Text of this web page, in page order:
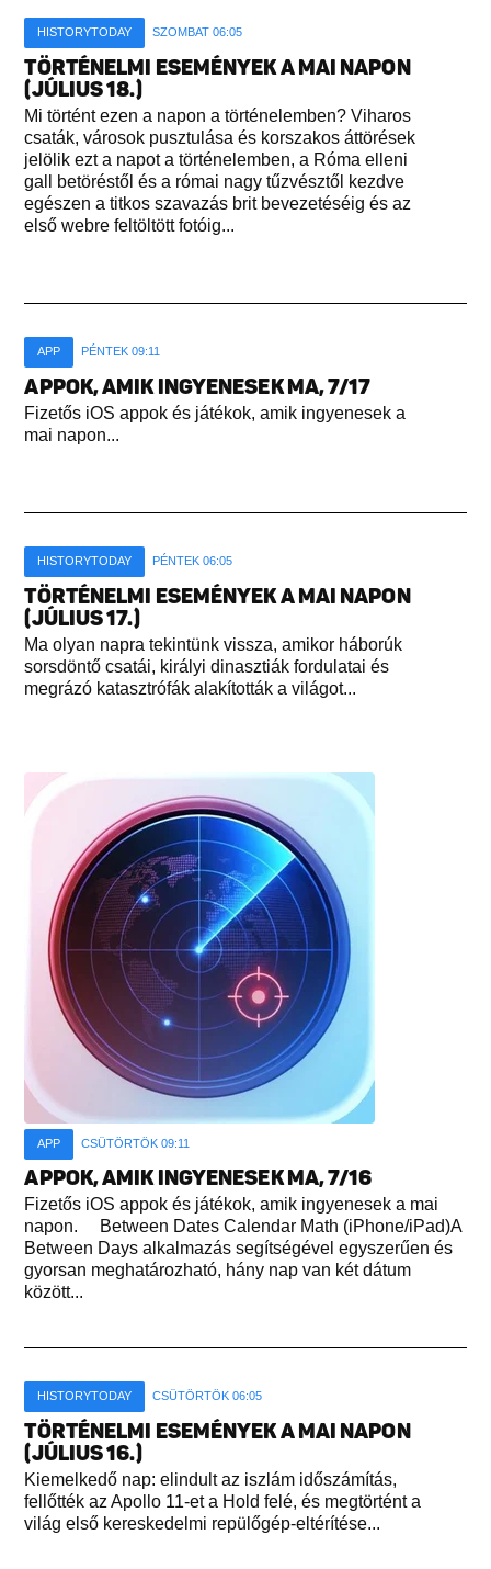
HISTORYTODAY SZOMBAT 06:05
TÖRTÉNELMI ESEMÉNYEK A MAI NAPON
(JÚLIUS 18.)
Mi történt ezen a napon a történelemben? Viharos
csaták, városok pusztulása és korszakos áttörések
jelölik ezt a napot a történelemben, a Róma elleni
gall betöréstől és a római nagy tűzvésztől kezdve
egészen a titkos szavazás brit bevezetéséig és az
első webre feltöltött fotóig...
APP PÉNTEK 09:11
APPOK, AMIK INGYENESEK MA, 7/17
Fizetős iOS appok és játékok, amik ingyenesek a
mai napon...
HISTORYTODAY PÉNTEK 06:05
TÖRTÉNELMI ESEMÉNYEK A MAI NAPON
(JÚLIUS 17.)
Ma olyan napra tekintünk vissza, amikor háborúk
sorsdöntő csatái, királyi dinasztiák fordulatai és
megrázó katasztrófák alakították a világot...
APP CSÜTÖRTÖK 09:11
APPOK, AMIK INGYENESEK MA, 7/16
Fizetős iOS appok és játékok, amik ingyenesek a mai
napon. Between Dates Calendar Math (iPhone/iPad)A
Between Days alkalmazás segítségével egyszerűen és
gyorsan meghatározható, hány nap van két dátum
között...
HISTORYTODAY CSÜTÖRTÖK 06:05
TÖRTÉNELMI ESEMÉNYEK A MAI NAPON
(JÚLIUS 16.)
Kiemelkedő nap: elindult az iszlám időszámítás,
fellőtték az Apollo 11-et a Hold felé, és megtörtént a
világ első kereskedelmi repülőgép-eltérítése...